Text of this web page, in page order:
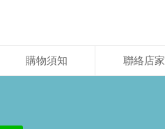
購物須知 聯絡店家